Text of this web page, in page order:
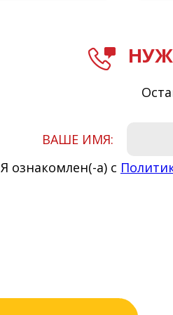
ВАШЕ ИМЯ:
Я ознакомлен(-а) с